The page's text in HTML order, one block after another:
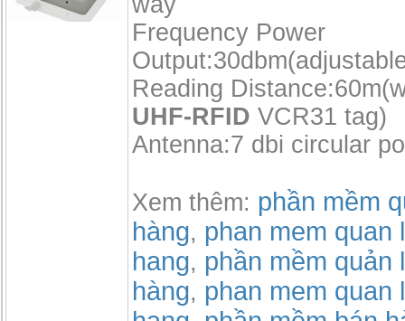
Frequency Power
Reading
UHF-RFID VCR31 tag)
Antenna:7 dbi circular
Xem thêm: phần mềm
hàng, phan mem quan
hang, phần mềm quản
hàng, phan mem quan